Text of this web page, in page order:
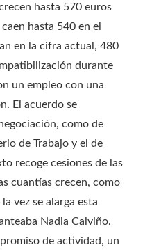
hasta 570 euros
hasta 540 en el
en la cifra actual, 480
durante
un empleo con una
El acuerdo se
como de
de Trabajo y el de
recoge cesiones de las
cuantías crecen, como
vez se alarga esta
Nadia Calviño.
de actividad, un